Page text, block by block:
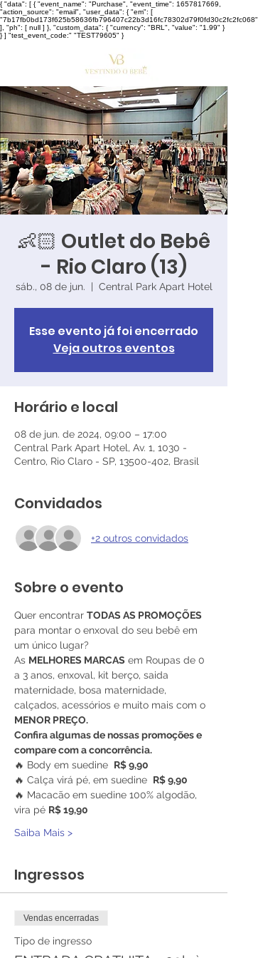
{ "data": [ { "event_name": "Purchase", "event_time": 1657817669,
"action_source": "email", "user_data": { "em": [
"7b17fb0bd173f625b58636fb796407c22b3d16fc78302d79f0fd30c2fc2fc068"
], "ph": [ null ] }, "custom_data": { "currency": "BRL", "value": "1.99" }
} ] "test_event_code:" "TEST79605" }
👶🏻 Outlet do Bebê
- Rio Claro (13)
sáb., 08 de jun. Central Park Apart Hotel
Esse evento já foi encerrado
Veja outros eventos
Horário e local
08 de jun. de 2024, 09:00 – 17:00
Central Park Apart Hotel, Av. 1, 1030 -
Centro, Rio Claro - SP, 13500-402, Brasil
Convidados
+2 outros convidados
Sobre o evento
Quer encontrar TODAS AS PROMOÇÕES
para montar o enxoval do seu bebê em
um único lugar?
As MELHORES MARCAS em Roupas de 0
a 3 anos, enxoval, kit berço, saida
maternidade, bosa maternidade,
calçados, acessórios e muito mais com o
MENOR PREÇO.
Confira algumas de nossas promoções e
compare com a concorrência.
🔥 Body em suedine R$ 9,90
🔥 Calça virá pé, em suedine R$ 9,90
🔥 Macacão em suedine 100% algodão,
vira pé R$ 19,90
Saiba Mais >
Ingressos
Vendas encerradas
Tipo de ingresso